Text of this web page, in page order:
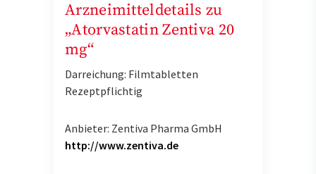
Arzneimitteldetails zu
„Atorvastatin Zentiva 20
mg“
Darreichung: Filmtabletten
Rezeptpflichtig
Anbieter: Zentiva Pharma GmbH
http://www.zentiva.de